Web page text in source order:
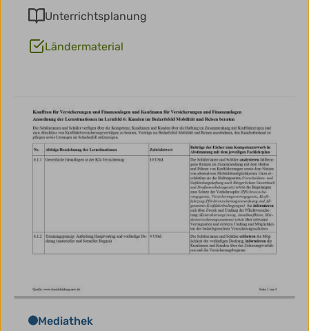
Unterrichtsplanung
Ländermaterial
Mediathek